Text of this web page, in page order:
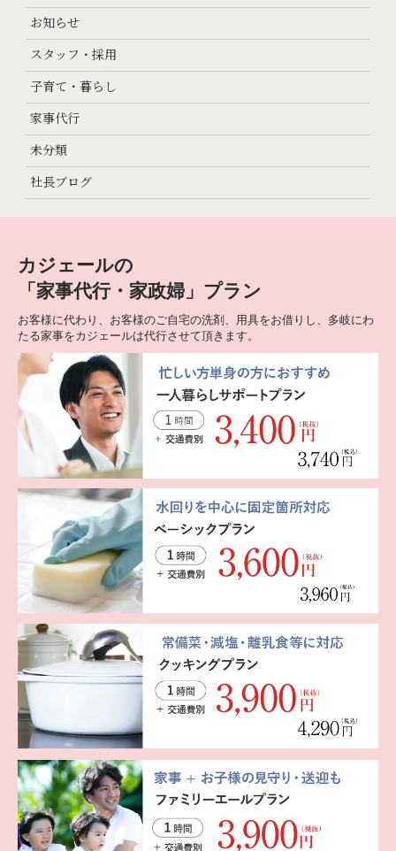
お知らせ
スタッフ・採用
子育て・暮らし
家事代行
未分類
社長ブログ
カジェールの
「家事代行・家政婦」プラン
お客様に代わり、お客様のご自宅の洗剤、用具をお借りし、多岐にわ
たる家事をカジェールは代行させて頂きます。